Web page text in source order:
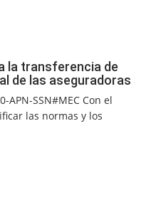
la transferencia de
de las aseguradoras
APN-SSN#MEC Con el
las normas y los